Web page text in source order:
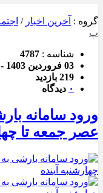
گروه : آخرین اخبار /
پ
شناسه : 4787
03 فروردین 1403 - 12:29
219 بازدید
۰ دیدگاه
ورود سامانه
عصر جمعه تا